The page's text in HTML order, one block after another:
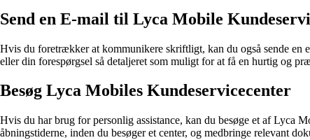
Send en E-mail til Lyca Mobile
Hvis du foretrækker at kommunikere skriftligt, kan du også sende
eller din forespørgsel så detaljeret som muligt for at få en hurtig og
Besøg Lyca Mobiles Kundeservicecenter
Hvis du har brug for personlig assistance, kan du besøge et af Lyca
åbningstiderne, inden du besøger et center, og medbringe relevant